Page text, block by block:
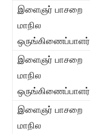
இளைஞர் பாசறை
மாநில
ஒருங்கிணைப்பாளர்
இளைஞர் பாசறை
மாநில
ஒருங்கிணைப்பாளர்
இளைஞர் பாசறை
மாநில